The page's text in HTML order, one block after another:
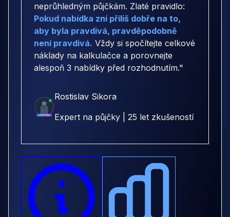
neprůhledným půjčkám. Zlaté pravidlo:
Pokud nabídka zní příliš dobře na to,
aby byla pravdivá, pravděpodobně
není pravdivá. Vždy si spočítejte celkové
náklady na kalkulačce a porovnejte
alespoň 3 nabídky před rozhodnutím."
Rostislav Sikora
Expert na půjčky | 25 let zkušeností